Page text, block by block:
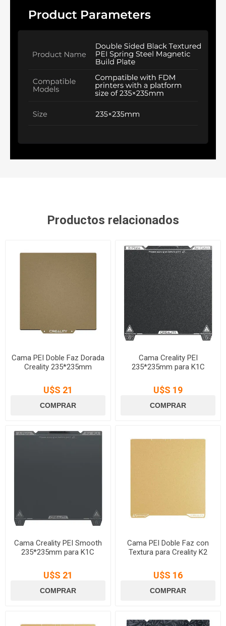
Productos relacionados
Cama PEI Doble Faz Dorada
Creality 235*235mm
U$S 21
Cama Creality PEI
235*235mm para K1C
U$S 19
Cama Creality PEI Smooth
235*235mm para K1C
U$S 21
Cama PEI Doble Faz con
Textura para Creality K2
U$S 16